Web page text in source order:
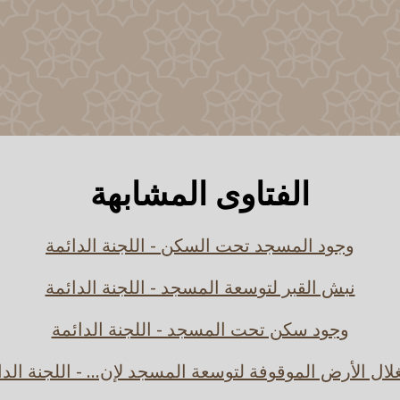
الفتاوى المشابهة
وجود المسجد تحت السكن - اللجنة الدائمة
نبش القبر لتوسعة المسجد - اللجنة الدائمة
وجود سكن تحت المسجد - اللجنة الدائمة
الأرض الموقوفة لتوسعة المسجد لإن... - اللجنة